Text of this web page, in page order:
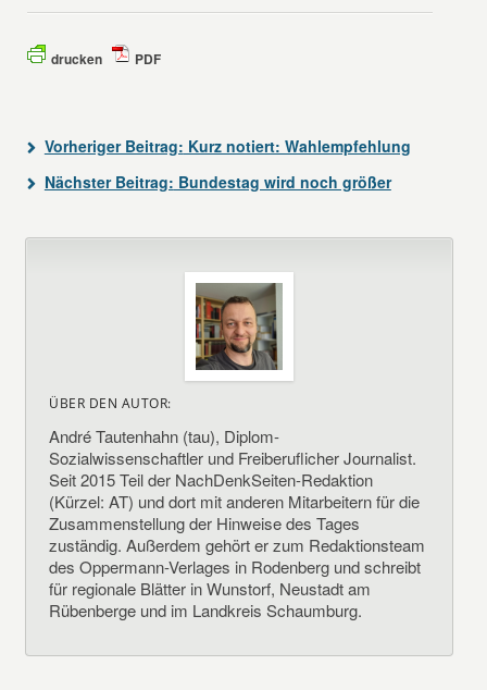
drucken PDF
Vorheriger Beitrag: Kurz notiert: Wahlempfehlung
Nächster Beitrag: Bundestag wird noch größer
ÜBER DEN AUTOR:
André Tautenhahn (tau), Diplom-
Sozialwissenschaftler und Freiberuflicher Journalist.
Seit 2015 Teil der NachDenkSeiten-Redaktion
(Kürzel: AT) und dort mit anderen Mitarbeitern für die
Zusammenstellung der Hinweise des Tages
zuständig. Außerdem gehört er zum Redaktionsteam
des Oppermann-Verlages in Rodenberg und schreibt
für regionale Blätter in Wunstorf, Neustadt am
Rübenberge und im Landkreis Schaumburg.